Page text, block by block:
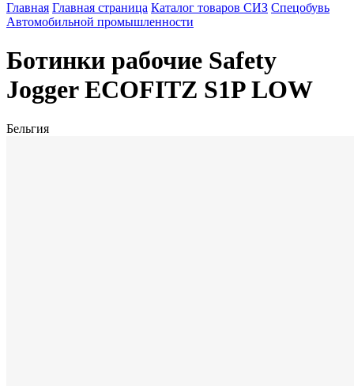
Главная Главная страница Каталог товаров СИЗ Спецобувь
Автомобильной промышленности
Ботинки рабочие Safety
Jogger ECOFITZ S1P LOW
Бельгия